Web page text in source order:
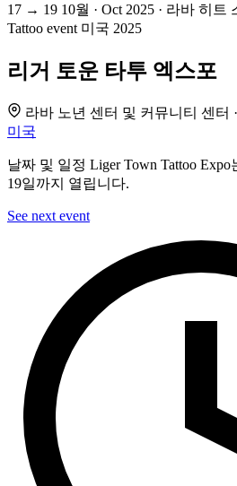
17 → 19 10월 · Oct 2025 · 라바 히트
Tattoo event 미국 2025
리거 토운 타투 엑스포
라바 노년 센터 및 커뮤니티 센터 ·
미국
날짜 및 일정 Liger Town Tattoo Expo
19일까지 열립니다.
See next event